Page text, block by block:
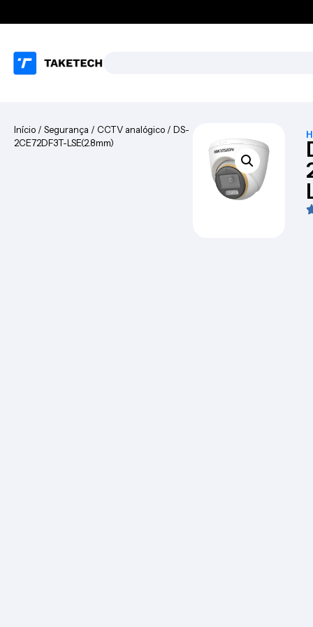
Início / Segurança / CCTV analógico / DS-
2CE72DF3T-LSE(2.8mm)